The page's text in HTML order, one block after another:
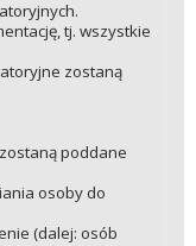
tj. wszystkie
zostaną
poddane
osoby do
(dalej: osób